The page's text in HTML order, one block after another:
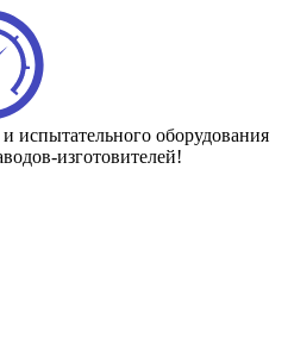
испытательного оборудования
изготовителей!